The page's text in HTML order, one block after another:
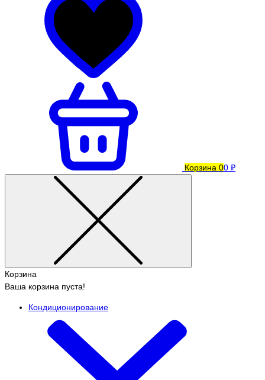
Корзина 00 ₽
Корзина
Ваша корзина пуста!
Кондиционирование